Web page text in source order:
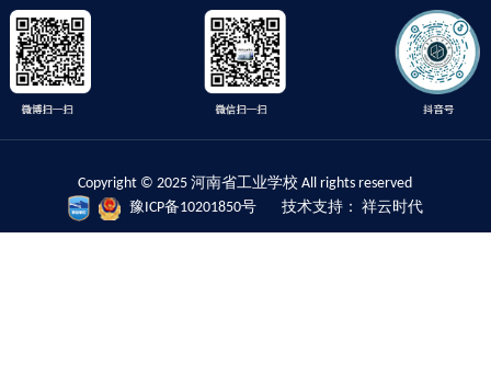
Copyright © 2025 河南省工业学校 All rights reserved
豫ICP备10201850号
技术支持： 祥云时代